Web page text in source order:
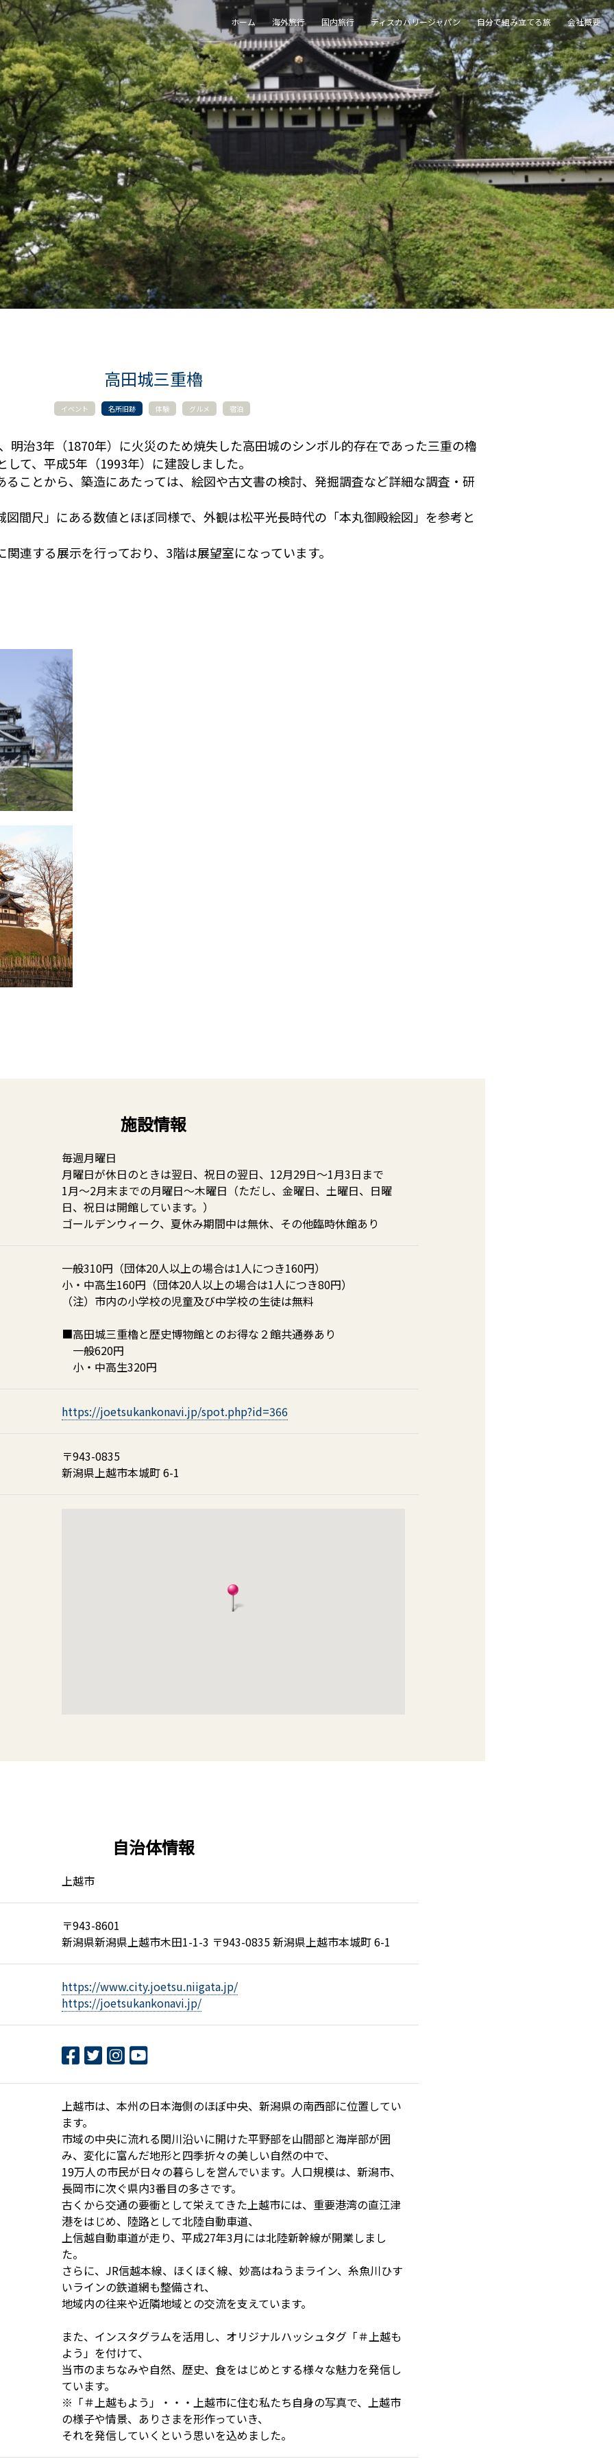
ホーム 海外旅行 国内旅行 ディスカバリージャパン 自分で組み立てる旅 会社概要
高田城三重櫓
イベント 名所旧跡 体験 グルメ 宿泊
明治3年（1870年）に火災のため焼失した高田城のシンボル的存在であった三重の櫓
て、平成5年（1993年）に建設しました。
ことから、築造にあたっては、絵図や古文書の検討、発掘調査など詳細な調査・研
間尺」にある数値とほぼ同様で、外観は松平光長時代の「本丸御殿絵図」を参考と
連する展示を行っており、3階は展望室になっています。
施設情報
毎週月曜日
月曜日が休日のときは翌日、祝日の翌日、12月29日～1月3日まで
1月～2月末までの月曜日～木曜日（ただし、金曜日、土曜日、日曜
日、祝日は開館しています。）
ゴールデンウィーク、夏休み期間中は無休、その他臨時休館あり
一般310円（団体20人以上の場合は1人につき160円）
小・中高生160円（団体20人以上の場合は1人につき80円）
（注）市内の小学校の児童及び中学校の生徒は無料
■高田城三重櫓と歴史博物館とのお得な２館共通券あり
一般620円
小・中高生320円
https://joetsukankonavi.jp/spot.php?id=366
〒943-0835
新潟県上越市本城町 6-1
自治体情報
上越市
〒943-8601
新潟県新潟県上越市木田1-1-3 〒943-0835 新潟県上越市本城町 6-1
https://www.city.joetsu.niigata.jp/
https://joetsukankonavi.jp/
上越市は、本州の日本海側のほぼ中央、新潟県の南西部に位置してい
ます。
市域の中央に流れる関川沿いに開けた平野部を山間部と海岸部が囲
み、変化に富んだ地形と四季折々の美しい自然の中で、
19万人の市民が日々の暮らしを営んでいます。人口規模は、新潟市、
長岡市に次ぐ県内3番目の多さです。
古くから交通の要衝として栄えてきた上越市には、重要港湾の直江津
港をはじめ、陸路として北陸自動車道、
上信越自動車道が走り、平成27年3月には北陸新幹線が開業しまし
た。
さらに、JR信越本線、ほくほく線、妙高はねうまライン、糸魚川ひす
いラインの鉄道網も整備され、
地域内の往来や近隣地域との交流を支えています。
また、インスタグラムを活用し、オリジナルハッシュタグ「＃上越も
よう」を付けて、
当市のまちなみや自然、歴史、食をはじめとする様々な魅力を発信し
ています。
※「＃上越もよう」・・・上越市に住む私たち自身の写真で、上越市
の様子や情景、ありさまを形作っていき、
それを発信していくという思いを込めました。